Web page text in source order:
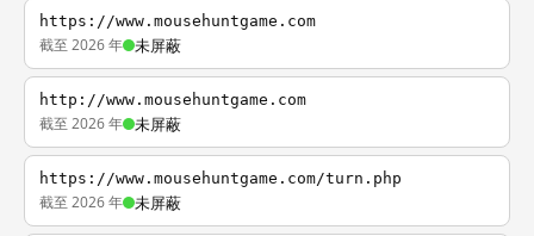
https://www.mousehuntgame.com
截至 2026 年 未屏蔽
http://www.mousehuntgame.com
截至 2026 年 未屏蔽
https://www.mousehuntgame.com/turn.php
截至 2026 年 未屏蔽